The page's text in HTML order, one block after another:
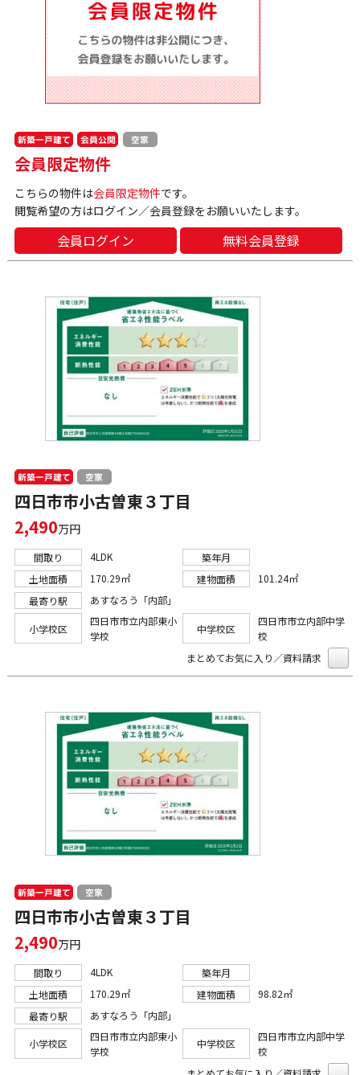
新築一戸建て 会員公開 空家
会員限定物件
こちらの物件は会員限定物件です。
閲覧希望の方はログイン／会員登録をお願いいたします。
会員ログイン 無料会員登録
新築一戸建て 空家
四日市市小古曽東３丁目
2,490万円
間取り 4LDK
築年月
土地面積
170.29㎡ 建物面積
101.24㎡
最寄り駅
あすなろう「内部」
小学校区
四日市市立内部東小
学校
中学校区
四日市市立内部中学
校
まとめてお気に入り／資料請求
新築一戸建て 空家
四日市市小古曽東３丁目
2,490万円
間取り 4LDK
築年月
土地面積
170.29㎡ 建物面積
98.82㎡
最寄り駅
あすなろう「内部」
小学校区
四日市市立内部東小
学校
中学校区
四日市市立内部中学
校